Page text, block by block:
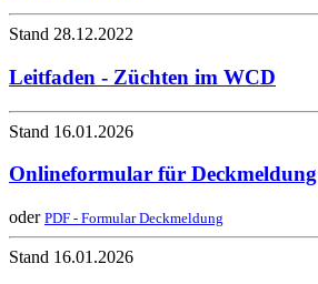
Stand 28.12.2022
Leitfaden - Züchten im WCD
Stand 16.01.2026
Onlineformular für Deckmeldung
oder PDF - Formular Deckmeldung
Stand 16.01.2026